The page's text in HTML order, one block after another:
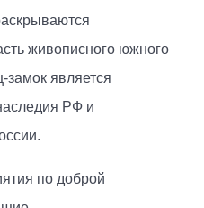
живописного южного
является
РФ и
по доброй